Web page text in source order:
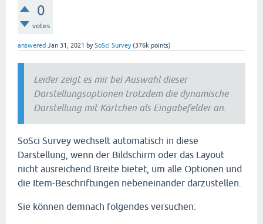
0
votes
answered Jan 31, 2021 bySoSci Survey (376k points)
Leider zeigt es mir bei Auswahl dieser
Darstellungsoptionen trotzdem die dynamische
Darstellung mit Kärtchen als Eingabefelder an.
SoSci Survey wechselt automatisch in diese
Darstellung, wenn der Bildschirm oder das Layout
nicht ausreichend Breite bietet, um alle Optionen und
die Item-Beschriftungen nebeneinander darzustellen.
Sie können demnach folgendes versuchen: